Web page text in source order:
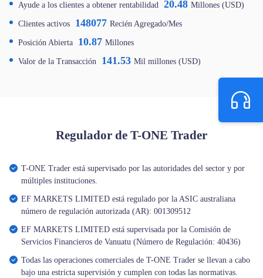
Ayude a los clientes a obtener rentabilidad 20.48 Millones (USD)
Clientes activos 148077 Recién Agregado/Mes
Posición Abierta 10.87 Millones
Valor de la Transacción 141.53 Mil millones (USD)
Regulador de T-ONE Trader
T-ONE Trader está supervisado por las autoridades del sector y por
múltiples instituciones.
EF MARKETS LIMITED está regulado por la ASIC australiana
número de regulación autorizada (AR): 001309512
EF MARKETS LIMITED está supervisada por la Comisión de
Servicios Financieros de Vanuatu (Número de Regulación: 40436)
Todas las operaciones comerciales de T-ONE Trader se llevan a cabo
bajo una estricta supervisión y cumplen con todas las normativas.